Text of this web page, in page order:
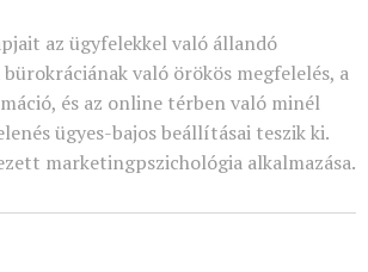
az ügyfelekkel való állandó
való örökös megfelelés, a
és az online térben való minél
ügyes-bajos beállításai teszik ki.
marketingpszichológia alkalmazása.